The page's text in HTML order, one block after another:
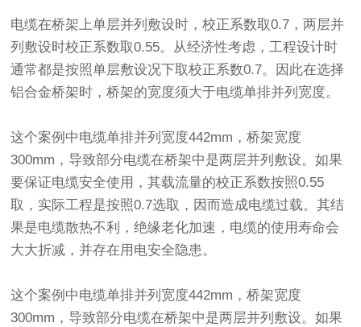
电缆在桥架上单层并列敷设时，校正系数取0.7，两层并
列敷设时校正系数取0.55。从经济性考虑，工程设计时
通常都是按照单层敷设况下取校正系数0.7。因此在选择
铝合金桥架时，桥架的宽度须大于电缆单排并列宽度。
这个案例中电缆单排并列宽度442mm，桥架宽度
300mm，导致部分电缆在桥架中是两层并列敷设。如果
要保证电缆安全使用，其载流量的校正系数按照0.55
取，实际工程是按照0.7选取，因而造成电缆过载。其结
果是电缆散热不利，绝缘老化加速，电缆的使用寿命会
大大折减，并存在用电安全隐患。
这个案例中电缆单排并列宽度442mm，桥架宽度
300mm，导致部分电缆在桥架中是两层并列敷设。如果